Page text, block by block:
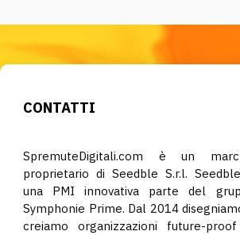
CONTATTI
SpremuteDigitali.com è un
proprietario di Seedble S.r.l.
una PMI innovativa parte del
Symphonie Prime. Dal 2014
creiamo organizzazioni future-